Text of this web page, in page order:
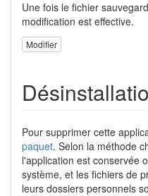
Une fois le fichier
modification est effective.
Modifier
Pour supprimer cette
paquet. Selon la méthode
l'application est conservée
système, et les fichiers de
leurs dossiers personnels